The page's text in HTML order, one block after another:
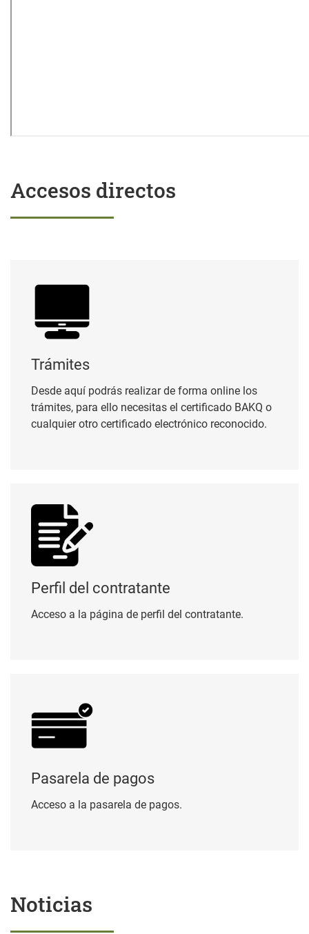
Accesos directos
Trámites
Desde aquí podrás realizar de forma online los
trámites, para ello necesitas el certificado BAKQ o
cualquier otro certificado electrónico reconocido.
Perfil del contratante
Acceso a la página de perfil del contratante.
Pasarela de pagos
Acceso a la pasarela de pagos.
Noticias